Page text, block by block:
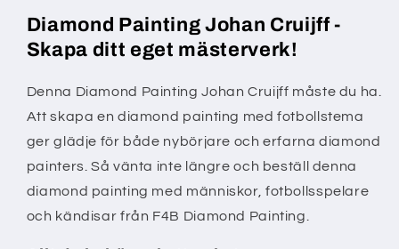
Diamond Painting Johan Cruijff -
Skapa ditt eget mästerverk!
Denna Diamond Painting Johan Cruijff måste du ha.
Att skapa en diamond painting med fotbollstema
ger glädje för både nybörjare och erfarna diamond
painters. Så vänta inte längre och beställ denna
diamond painting med människor, fotbollsspelare
och kändisar från F4B Diamond Painting.